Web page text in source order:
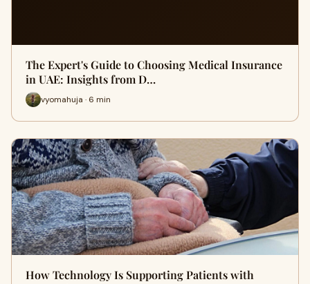
The Expert's Guide to Choosing Medical Insurance
in UAE: Insights from D…
vyomahuja · 6 min
How Technology Is Supporting Patients with